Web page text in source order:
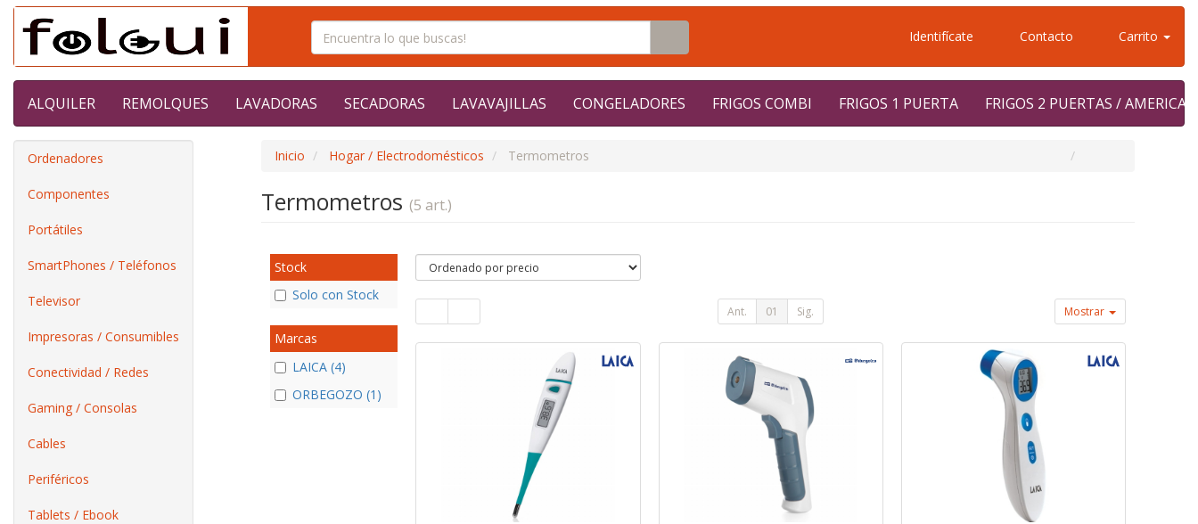
Identifícate Contacto Carrito
ALQUILER REMOLQUES LAVADORAS SECADORAS LAVAVAJILLAS CONGELADORES FRIGOS COMBI FRIGOS 1 PUERTA FRIGOS 2 PUERTAS /
Ordenadores
Componentes
Portátiles
SmartPhones / Teléfonos
Televisor
Impresoras / Consumibles
Conectividad / Redes
Gaming / Consolas
Cables
Periféricos
Tablets / Ebook
Inicio Hogar / Electrodomésticos Termometros
Termometros (5 art.)
Stock
Solo con Stock
Marcas
LAICA (4)
ORBEGOZO (1)
Ant. 01 Sig. Mostrar